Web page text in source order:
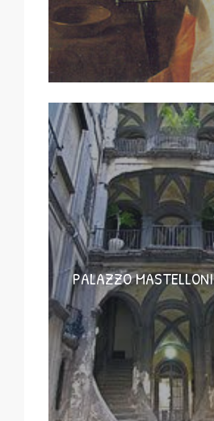
PALAZZO MASTELLONI